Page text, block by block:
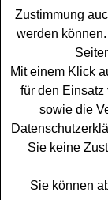
Urlaubfür zwei
auf
Doppelzimmer
ein Rundum-
offenlässt. Mit
Fuerteventura
Die Teilnahme
Beantworten
füllen Sie das
können Sie
Zustimmung
werden
Mit einem Klick
für den
sowie die
Sie keine
Sie können